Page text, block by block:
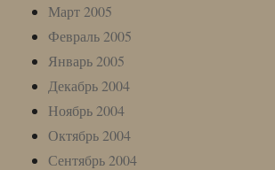
Март 2005
Февраль 2005
Январь 2005
Декабрь 2004
Ноябрь 2004
Октябрь 2004
Сентябрь 2004